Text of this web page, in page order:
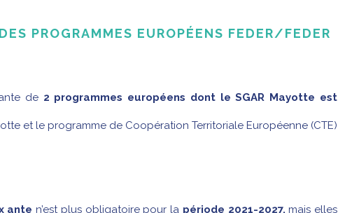
PROGRAMMES EUROPÉENS FEDER/FEDER
de 2 programmes européens dont le SGAR Mayotte est
et le programme de Coopération Territoriale Européenne (CTE)
ante n’est plus obligatoire pour la période 2021-2027, mais elles